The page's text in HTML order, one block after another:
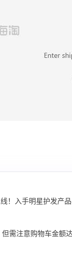
！入手明星护发产
需注意购物车金额
我